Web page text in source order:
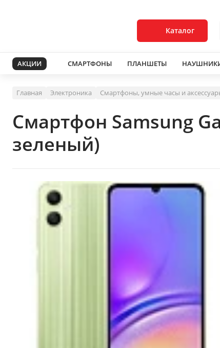
Каталог
АКЦИИ СМАРТФОНЫ ПЛАНШЕТЫ
Главная Электроника Смартфоны, умные часы и
Смартфон Samsung
зеленый)